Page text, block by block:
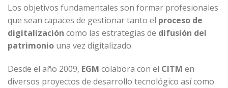
Los objetivos fundamentales son formar profesionales
que sean capaces de gestionar tanto el proceso de
digitalización como las estrategias de difusión del
patrimonio una vez digitalizado.
Desde el año 2009, EGM colabora con el CITM en
diversos proyectos de desarrollo tecnológico así como